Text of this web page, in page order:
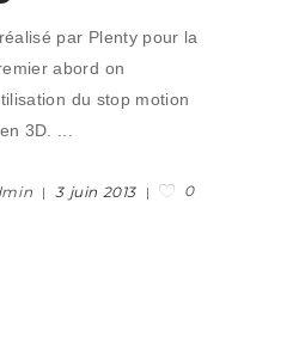
par Plenty pour la
abord on
du stop motion
3D.
3 juin 2013 0